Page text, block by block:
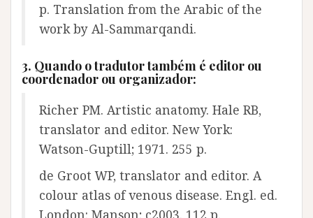
p. Translation from the Arabic of the
work by Al-Sammarqandi.
3. Quando o tradutor também é editor ou
coordenador ou organizador:
Richer PM. Artistic anatomy. Hale RB,
translator and editor. New York:
Watson-Guptill; 1971. 255 p.
de Groot WP, translator and editor. A
colour atlas of venous disease. Engl. ed.
London: Manson; c2003. 112 p.